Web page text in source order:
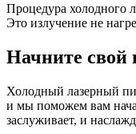
Процедура холодного
Это излучение не
Начните свой
Холодный лазерный
и мы поможем вам
заслуживает, и